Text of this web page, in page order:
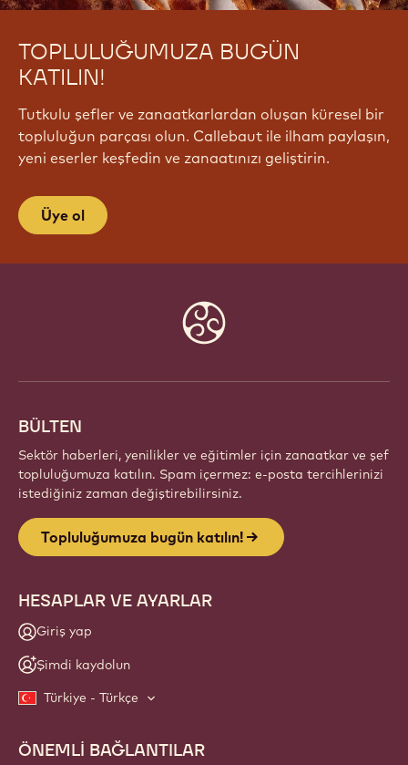
TOPLULUĞUMUZA BUGÜN
KATILIN!
Tutkulu şefler ve zanaatkarlardan oluşan küresel bir
topluluğun parçası olun. Callebaut ile ilham paylaşın,
yeni eserler keşfedin ve zanaatınızı geliştirin.
Üye ol
BÜLTEN
Sektör haberleri, yenilikler ve eğitimler için zanaatkar ve şef
topluluğumuza katılın. Spam içermez: e-posta tercihlerinizi
istediğiniz zaman değiştirebilirsiniz.
Topluluğumuza bugün katılın!
HESAPLAR VE AYARLAR
Giriş yap
Şimdi kaydolun
Türkiye - Türkçe
Footer
ÖNEMLİ BAĞLANTILAR